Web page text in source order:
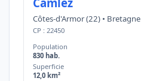
Côtes-d'Armor (22) • Bretagne
CP : 22450
Population
830 hab.
Superficie
12,0 km²